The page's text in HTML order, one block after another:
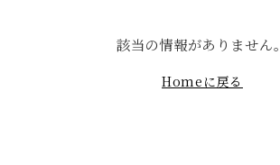
該当の情報がありません。
Homeに戻る